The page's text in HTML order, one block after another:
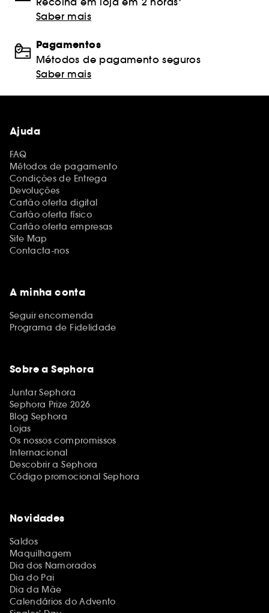
Saber mais
Pagamentos
Métodos de pagamento seguros
Saber mais
Ajuda
FAQ
Métodos de pagamento
Condições de Entrega
Devoluções
Cartão oferta digital
Cartão oferta físico
Cartão oferta empresas
Site Map
Contacta-nos
A minha conta
Seguir encomenda
Programa de Fidelidade
Sobre a Sephora
Juntar Sephora
Sephora Prize 2026
Blog Sephora
Lojas
Os nossos compromissos
Internacional
Descobrir a Sephora
Código promocional Sephora
Novidades
Saldos
Maquilhagem
Dia dos Namorados
Dia do Pai
Dia da Mãe
Calendários do Advento